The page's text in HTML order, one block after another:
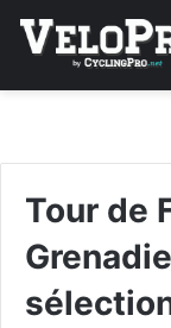
Tour de